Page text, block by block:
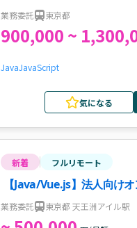
リング推進案件・求人
業務委託 東京都
900,000 ~
JavaJavaScript
気になる
新着 フルリモート
【Java/Vue.js】法人向け
件・求人
業務委託 東京都 天王洲アイル駅